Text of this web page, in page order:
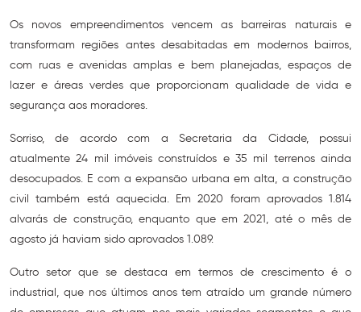
Os novos empreendimentos vencem as barreiras naturais e
transformam regiões antes desabitadas em modernos bairros,
com ruas e avenidas amplas e bem planejadas, espaços de
lazer e áreas verdes que proporcionam qualidade de vida e
segurança aos moradores.
Sorriso, de acordo com a Secretaria da Cidade, possui
atualmente 24 mil imóveis construídos e 35 mil terrenos ainda
desocupados. E com a expansão urbana em alta, a construção
civil também está aquecida. Em 2020 foram aprovados 1.814
alvarás de construção, enquanto que em 2021, até o mês de
agosto já haviam sido aprovados 1.089.
Outro setor que se destaca em termos de crescimento é o
industrial, que nos últimos anos tem atraído um grande número